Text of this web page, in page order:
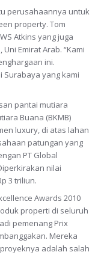
perusahaannya untuk
property. Tom
Atkins yang juga
Emirat Arab. “Kami
ini.
Surabaya yang kami
pantai mutiara
Buana (BKMB)
luxury, di atas lahan
patungan yang
PT Global
nilai
3 triliun.
Awards 2010
properti di seluruh
pemenang Prix
Mereka
adalah salah